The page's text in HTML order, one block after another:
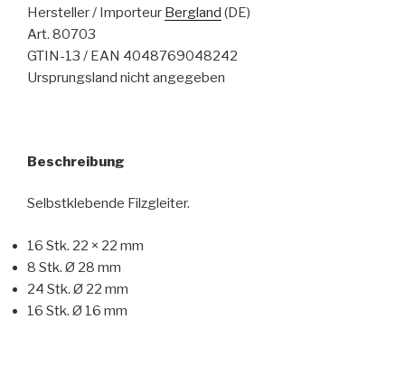
Hersteller / Importeur Bergland (DE)
Art. 80703
GTIN-13 / EAN 4048769048242
Ursprungsland nicht angegeben
Beschreibung
Selbstklebende Filzgleiter.
16 Stk. 22 × 22 mm
8 Stk. Ø 28 mm
24 Stk. Ø 22 mm
16 Stk. Ø 16 mm